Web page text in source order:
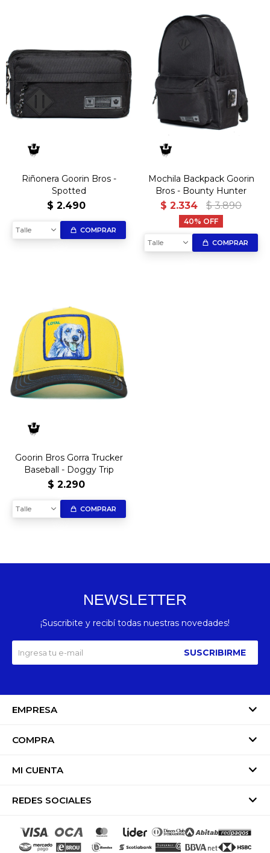
Riñonera Goorin Bros -
Spotted
$ 2.490
Talle COMPRAR
Mochila Backpack Goorin
Bros - Bounty Hunter
$ 2.334 $ 3.890
40
Talle COMPRAR
Goorin Bros Gorra Trucker
Baseball - Doggy Trip
$ 2.290
Talle COMPRAR
EMPRESA
COMPRA
MI CUENTA
REDES SOCIALES
NEWSLETTER
¡Suscribite y recibí todas nuestras novedades!
SUSCRIBIRME